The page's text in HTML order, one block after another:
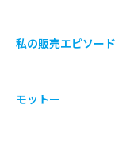
私の販売エピソード
モットー